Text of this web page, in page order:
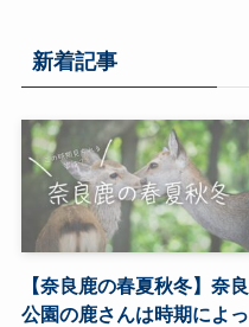
新着記事
【奈良鹿の春夏秋冬】奈良
公園の鹿さんは時期によっ